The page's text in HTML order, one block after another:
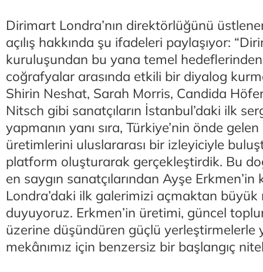
Dirimart Londra’nın direktörlüğünü
açılış hakkında şu ifadeleri paylaşıyor:
kuruluşundan bu yana temel
coğrafyalar arasında etkili bir diyalog
Shirin Neshat, Sarah Morris, Candida
Nitsch gibi sanatçıların İstanbul’daki ilk
yapmanın yanı sıra, Türkiye’nin önde gelen
üretimlerini uluslararası bir izleyiciyle
platform oluşturarak gerçekleştirdik. Bu
en saygın sanatçılarından Ayşe
Londra’daki ilk galerimizi açmaktan
duyuyoruz. Erkmen’in üretimi, güncel
üzerine düşündüren güçlü yerleştirmelerle
mekânımız için benzersiz bir başlangıç